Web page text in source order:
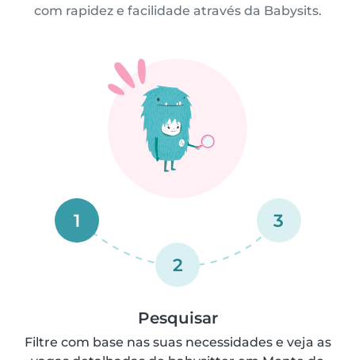
com rapidez e facilidade através da Babysits.
1
2
3
Pesquisar
Filtre com base nas suas necessidades e veja as